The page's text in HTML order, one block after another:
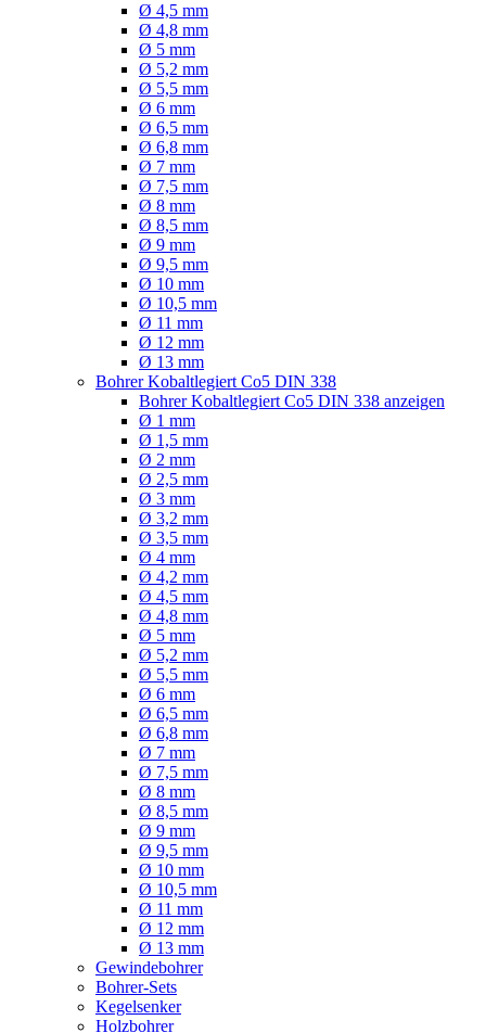
Ø 4,5 mm
Ø 4,8 mm
Ø 5 mm
Ø 5,2 mm
Ø 5,5 mm
Ø 6 mm
Ø 6,5 mm
Ø 6,8 mm
Ø 7 mm
Ø 7,5 mm
Ø 8 mm
Ø 8,5 mm
Ø 9 mm
Ø 9,5 mm
Ø 10 mm
Ø 10,5 mm
Ø 11 mm
Ø 12 mm
Ø 13 mm
Bohrer Kobaltlegiert Co5 DIN 338
Bohrer Kobaltlegiert Co5 DIN 338 anzeigen
Ø 1 mm
Ø 1,5 mm
Ø 2 mm
Ø 2,5 mm
Ø 3 mm
Ø 3,2 mm
Ø 3,5 mm
Ø 4 mm
Ø 4,2 mm
Ø 4,5 mm
Ø 4,8 mm
Ø 5 mm
Ø 5,2 mm
Ø 5,5 mm
Ø 6 mm
Ø 6,5 mm
Ø 6,8 mm
Ø 7 mm
Ø 7,5 mm
Ø 8 mm
Ø 8,5 mm
Ø 9 mm
Ø 9,5 mm
Ø 10 mm
Ø 10,5 mm
Ø 11 mm
Ø 12 mm
Ø 13 mm
Gewindebohrer
Bohrer-Sets
Kegelsenker
Holzbohrer